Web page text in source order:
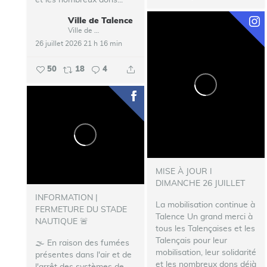
Ville de Talence
26 juillet 2026 21 h 16 min
50 18 4
MISE À JOUR I
DIMANCHE 26 JUILLET
La mobilisation continue à
Talence Un grand merci à
tous les Talençaises et les
Talençais pour leur
mobilisation, leur solidarité
et les nombreux dons déjà
INFORMATION |
FERMETURE DU STADE
NAUTIQUE 🚨
🌫️ En raison des fumées
présentes dans l'air et de